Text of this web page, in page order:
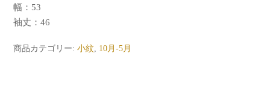
幅：53
袖丈：46
商品カテゴリー:小紋 10月-5月